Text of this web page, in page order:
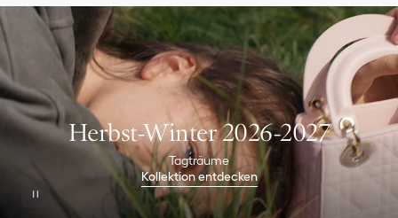
Herbst-Winter 2026-2027
Tagträume
Kollektion entdecken